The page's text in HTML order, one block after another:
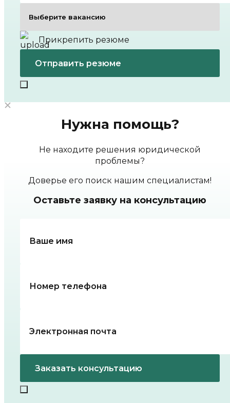
Прикрепить резюме
Нужна помощь?
Не находите решения юридической
проблемы?
Доверье его поиск нашим специалистам!
Оставьте заявку на консультацию